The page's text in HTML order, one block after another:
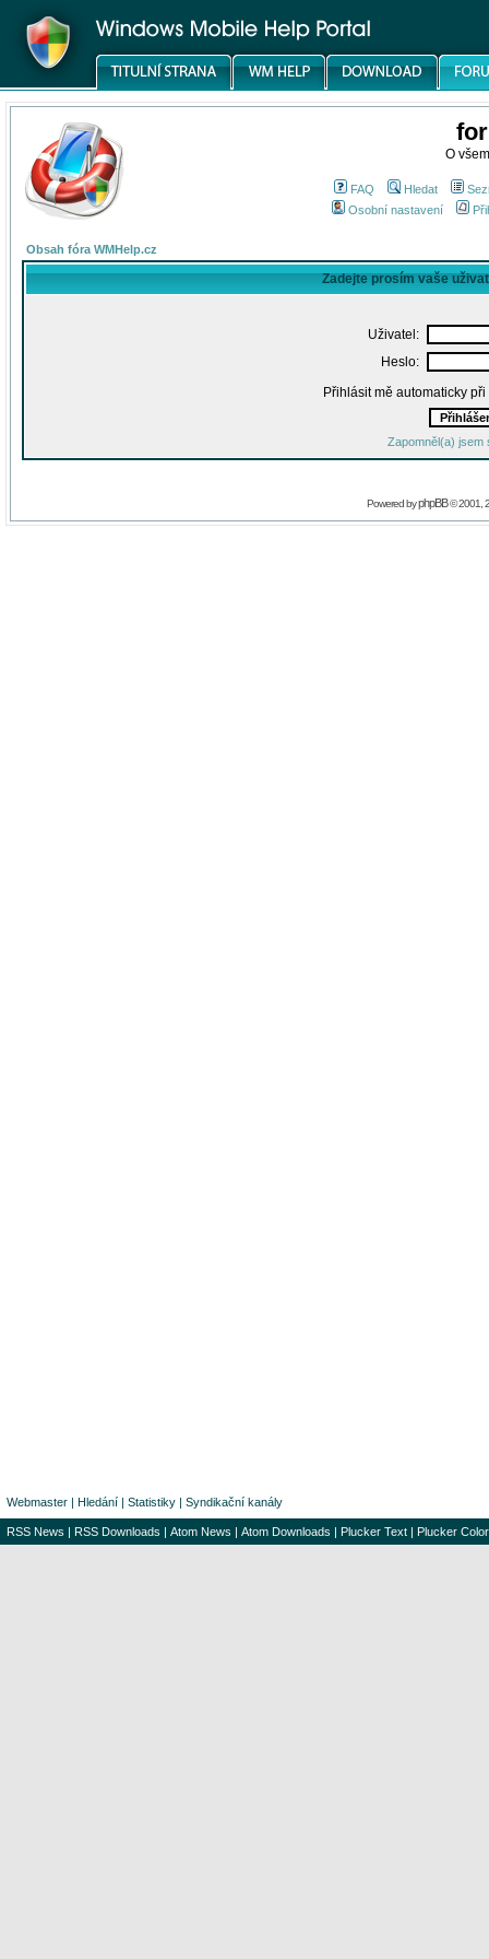
O
FAQ Hledat
Osobní nastavení
Obsah fóra WMHelp.cz
Zadejte prosím vaše
Uživatel:
Heslo:
Přihlásit mě automaticky
Zapomněl(a) jsem
Powered byphpBB© 2001,
Webmaster | Hledání | Statistiky | Syndikační kanály
RSS News | RSS Downloads | Atom News | Atom Downloads | Plucker Text | Plucker Color